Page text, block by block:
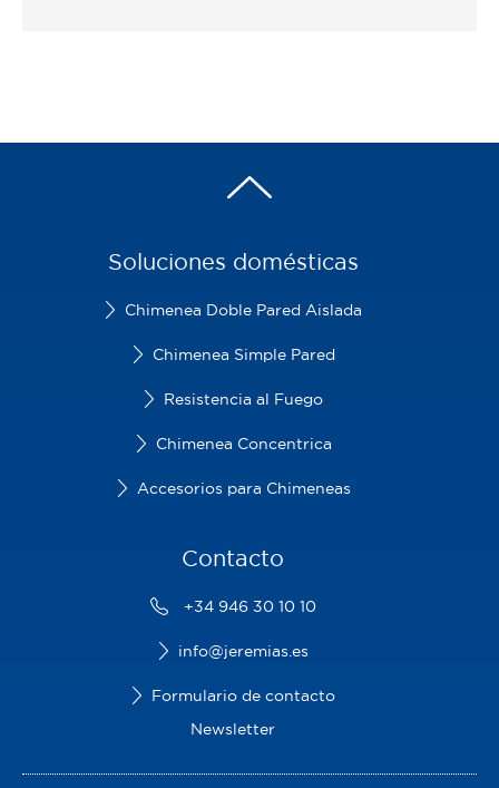
Soluciones domésticas
Chimenea Doble Pared Aislada
Chimenea Simple Pared
Resistencia al Fuego
Chimenea Concentrica
Accesorios para Chimeneas
Contacto
+34 946 30 10 10
info@jeremias.es
Formulario de contacto
Newsletter